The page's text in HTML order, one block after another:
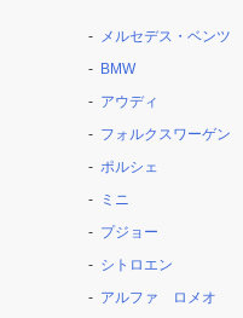
メルセデス・ベンツ
BMW
アウディ
フォルクスワーゲン
ポルシェ
ミニ
プジョー
シトロエン
アルファ ロメオ